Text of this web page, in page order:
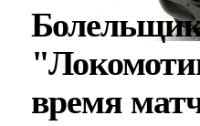
время